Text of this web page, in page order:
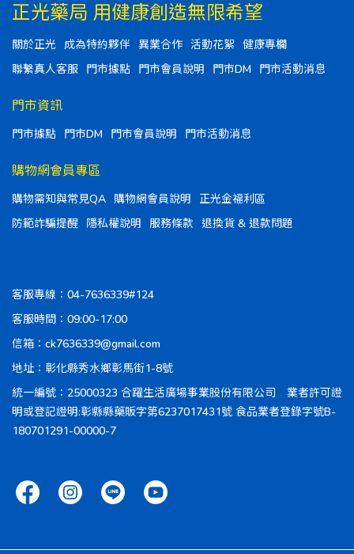
正光藥局 用健康創造無限希望
關於正光 成為特約夥伴 異業合作 活動花絮
健康專欄
聯繫真人客服
門市據點 門市會員說明 門市DM 門市活動消息
門市資訊
門市據點 門市DM 門市會員說明 門市活動消息
購物網會員專區
購物需知與常見QA 購物網會員說明
正光金福利區
防範詐騙提醒
隱私權說明 服務條款 退換貨 & 退款問題
客服專線：04-7636339#124
客服時間：09:00-17:00
信箱：ck7636339@gmail.com
地址：彰化縣秀水鄉彰馬街1-8號
統一編號：25000323 合躍生活廣場事業股份有限公司 業者許可證
明或登記證明:彰縣縣藥販字第6237017431號 食品業者登錄字號B-
180701291-00000-7